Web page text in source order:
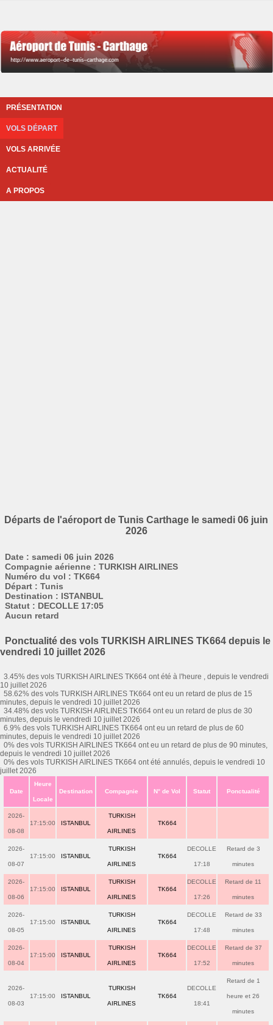
PRÉSENTATION
VOLS DÉPART
VOLS ARRIVÉE
ACTUALITÉ
A PROPOS
Départs de l'aéroport de Tunis Carthage le samedi 06 juin
2026
Date : samedi 06 juin 2026
Compagnie aérienne : TURKISH AIRLINES
Numéro du vol : TK664
Départ : Tunis
Destination : ISTANBUL
Statut : DECOLLE 17:05
Aucun retard
Ponctualité des vols TURKISH AIRLINES TK664 depuis le
vendredi 10 juillet 2026
3.45% des vols TURKISH AIRLINES TK664 ont été à l'heure , depuis le vendredi
10 juillet 2026
58.62% des vols TURKISH AIRLINES TK664 ont eu un retard de plus de 15
minutes, depuis le vendredi 10 juillet 2026
34.48% des vols TURKISH AIRLINES TK664 ont eu un retard de plus de 30
minutes, depuis le vendredi 10 juillet 2026
6.9% des vols TURKISH AIRLINES TK664 ont eu un retard de plus de 60
minutes, depuis le vendredi 10 juillet 2026
0% des vols TURKISH AIRLINES TK664 ont eu un retard de plus de 90 minutes,
depuis le vendredi 10 juillet 2026
0% des vols TURKISH AIRLINES TK664 ont été annulés, depuis le vendredi 10
juillet 2026
Date
Heure
Locale
Destination Compagnie N° de Vol Statut Ponctualité
2026-
08-08
17:15:00 ISTANBUL
TURKISH
AIRLINES
TK664
2026-
08-07
17:15:00 ISTANBUL
TURKISH
AIRLINES
TK664
DECOLLE
17:18
Retard de 3
minutes
2026-
08-06
17:15:00 ISTANBUL
TURKISH
AIRLINES
TK664
DECOLLE
17:26
Retard de 11
minutes
2026-
08-05
17:15:00 ISTANBUL
TURKISH
AIRLINES
TK664
DECOLLE
17:48
Retard de 33
minutes
2026-
08-04
17:15:00 ISTANBUL
TURKISH
AIRLINES
TK664
DECOLLE
17:52
Retard de 37
minutes
2026-
08-03
17:15:00 ISTANBUL
TURKISH
AIRLINES
TK664
DECOLLE
18:41
Retard de 1
heure et 26
minutes